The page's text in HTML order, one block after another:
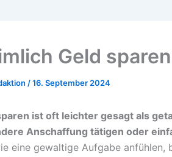
Geld
/16. September 2024
ist oft leichter gesagt als
Anschaffung tätigen oder
eine gewaltige Aufgabe anfühlen,